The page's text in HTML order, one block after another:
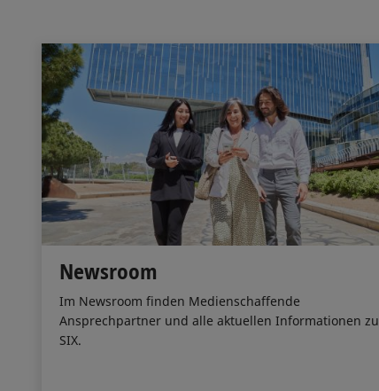
Newsroom
Im Newsroom finden Medienschaffende
Ansprechpartner und alle aktuellen Informationen zu
SIX.